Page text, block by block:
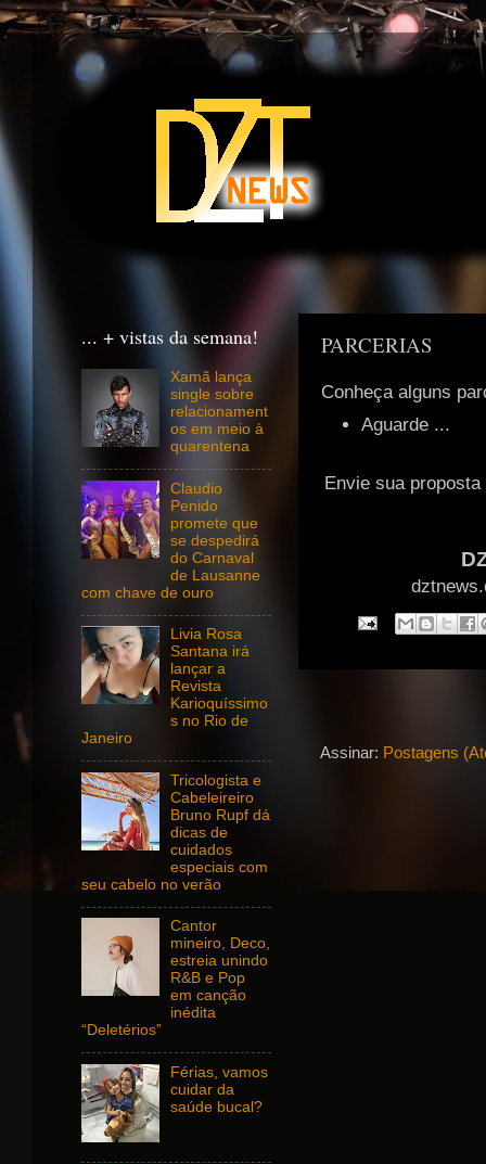
PARCERIAS
Conheça alguns
Aguarde ...
Envie sua
Assinar: Postagens
... + vistas da semana!
Xamã lança
single sobre
relacionament
os em meio à
quarentena
Claudio
Penido
promete que
se despedirá
do Carnaval
de Lausanne
com chave de ouro
Livia Rosa
Santana irá
lançar a
Revista
Karioquíssimo
s no Rio de
Janeiro
Tricologista e
Cabeleireiro
Bruno Rupf dá
dicas de
cuidados
especiais com
seu cabelo no verão
Cantor
mineiro, Deco,
estreia unindo
R&B e Pop
em canção
inédita
“Deletérios”
Férias, vamos
cuidar da
saúde bucal?